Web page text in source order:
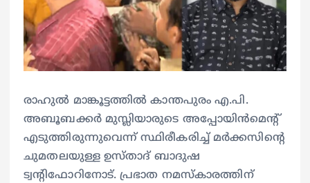
രാഹുല്‍ മാങ്കൂട്ടത്തില്‍ കാന്തപുരം എ.പി.
അബൂബക്കര്‍ മുസ്ലിയാരുടെ അപ്പോയിന്‍മെന്റ്
എടുത്തിരുന്നുവെന്ന് സ്ഥിരീകരിച്ച് മര്‍ക്കസിന്റെ
ചുമതലയുള്ള ഉസ്താദ് ബാദുഷ
ട്വന്റിഫോറിനോട്. പ്രഭാത നമസ്‌കാരത്തിന്